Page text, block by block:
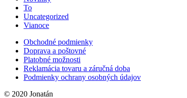
To
Uncategorized
Vianoce
Obchodné podmienky
Doprava a poštovné
Platobné možnosti
Reklamácia tovaru a záručná doba
Podmienky ochrany osobných údajov
© 2020 Jonatán